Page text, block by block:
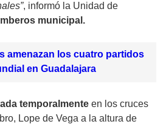
, informó la Unidad de
municipal.
amenazan los cuatro partidos
en Guadalajara
temporalmente en los cruces
Lope de Vega a la altura de